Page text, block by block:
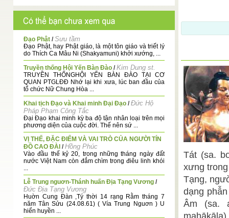
Đạo Phật /Sưu tầm
Đạo Phật, hay Phật giáo, là một tôn giáo và triết lý
do Thích Ca Mâu Ni (Shakyamuni) khởi xướng, ...
Truyền thống Hội Yến Bàn Đào /Kim Dung st.
TRUYỀN THỐNGHỘI YẾN BÀN ĐÀO TẠI CƠ
QUAN PTGLĐĐ Nhớ lại khi xưa, lúc ban đầu của
tổ chức Nữ Chung Hòa ...
Khai tịch Đạo và Khai minh Đại Đạo /Đức Hộ
Pháp Phạm Công Tắc
Đại Đạo khai minh kỳ ba độ tận nhân loại trên mọi
phương diện của cuộc đời. Thế nên sứ ...
VỊ THẾ, ĐẶC ĐIỂM VÀ VAI TRÒ CỦA NGƯỜI TÍN
ĐỒ CAO ĐÀI /Hồng Phúc
Vào đầu thế kỷ 20, trong những tháng ngày đất
nước Việt Nam còn đắm chìm trong điêu linh khói
...
Lễ Trung nguơn-Thánh huấn Địa Tạng Vương /
Đức Địa Tạng Vương
Huờn Cung Đàn ,Tý thời 14 rạng Rằm tháng 7
năm Tân Sửu (24.08.61) ( Vía Trung Nguơn ) U
hiển huyền ...
Tát (sa.
xưng
Tạng,
dạng
Âm (sa.